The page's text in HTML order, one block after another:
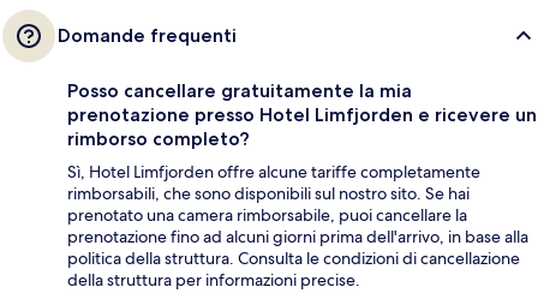
Domande frequenti
Posso cancellare gratuitamente la mia
prenotazione presso Hotel Limfjorden e ricevere un
rimborso completo?
Sì, Hotel Limfjorden offre alcune tariffe completamente
rimborsabili, che sono disponibili sul nostro sito. Se hai
prenotato una camera rimborsabile, puoi cancellare la
prenotazione fino ad alcuni giorni prima dell'arrivo, in base alla
politica della struttura. Consulta le condizioni di cancellazione
della struttura per informazioni precise.